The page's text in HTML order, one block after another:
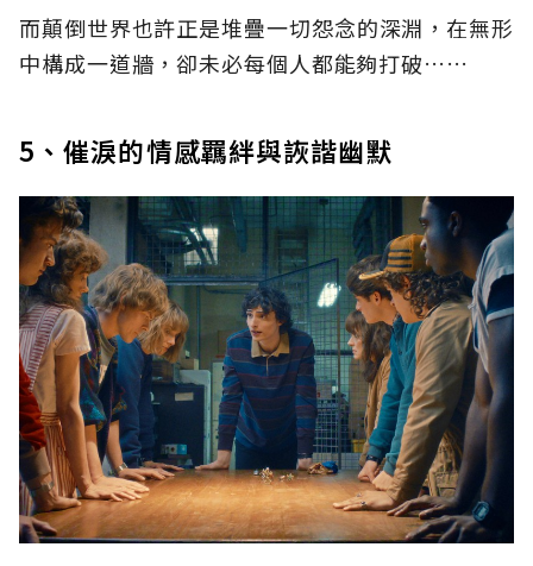
而顛倒世界也許正是堆疊一切怨念的深淵，在無形
中構成一道牆，卻未必每個人都能夠打破……
5、催淚的情感羈絆與詼諧幽默